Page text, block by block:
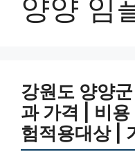
양양 임
강원도 양양
과 가격 | 비
험적용대상 |